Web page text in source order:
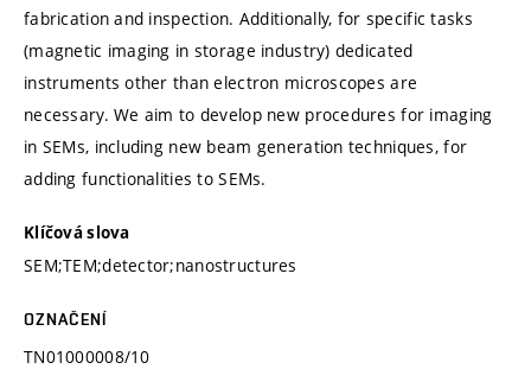
fabrication and inspection. Additionally, for specific tasks
(magnetic imaging in storage industry) dedicated
instruments other than electron microscopes are
necessary. We aim to develop new procedures for imaging
in SEMs, including new beam generation techniques, for
adding functionalities to SEMs.
Klíčová slova
SEM;TEM;detector;nanostructures
OZNAČENÍ
TN01000008/10